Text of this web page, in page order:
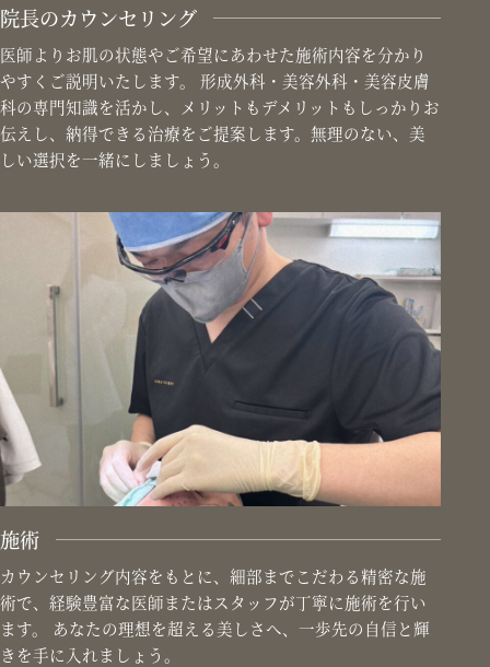
院長のカウンセリング
医師よりお肌の状態やご希望にあわせた施術内容を分かり
やすくご説明いたします。 形成外科・美容外科・美容皮膚
科の専門知識を活かし、メリットもデメリットもしっかりお
伝えし、納得できる治療をご提案します。無理のない、美
しい選択を一緒にしましょう。
施術
カウンセリング内容をもとに、細部までこだわる精密な施
術で、経験豊富な医師またはスタッフが丁寧に施術を行い
ます。 あなたの理想を超える美しさへ、一歩先の自信と輝
きを手に入れましょう。